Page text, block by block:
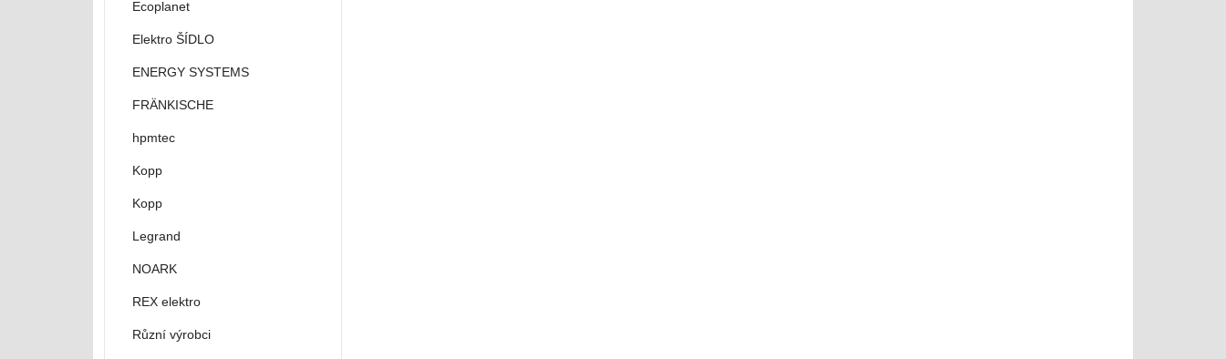
Ecoplanet
Elektro ŠÍDLO
ENERGY SYSTEMS
FRÄNKISCHE
hpmtec
Kopp
Kopp
Legrand
NOARK
REX elektro
Různí výrobci